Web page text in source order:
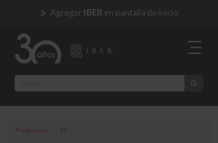
Agregar IBER en pantalla de inicio
Productos
TE